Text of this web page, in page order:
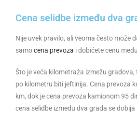
Cena selidbe između dva
Nije uvek pravilo, ali veoma često može
samocena prevoza i dobićete cenu
Što je veća kilometraža izmežu gradova,
po kilometru biti jeftinija. Cena prevoza
km, dok je cena prevoza kamionom 95
cena selidbe između dva grada se